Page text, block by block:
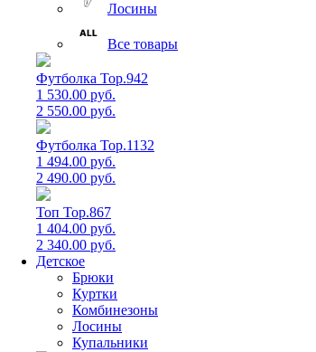
Лосины
Все товары
Футболка Top.942
1 530.00 руб.
2 550.00 руб.
Футболка Top.1132
1 494.00 руб.
2 490.00 руб.
Топ Top.867
1 404.00 руб.
2 340.00 руб.
Детское
Брюки
Куртки
Комбинезоны
Лосины
Купальники